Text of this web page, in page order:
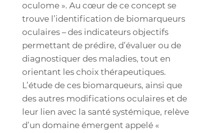
oculome ». Au cœur de ce concept se
trouve l’identification de biomarqueurs
oculaires – des indicateurs objectifs
permettant de prédire, d’évaluer ou de
diagnostiquer des maladies, tout en
orientant les choix thérapeutiques.
L’étude de ces biomarqueurs, ainsi que
des autres modifications oculaires et de
leur lien avec la santé systémique, relève
d’un domaine émergent appelé «